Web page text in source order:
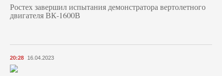
Ростех завершил испытания демонстратора вертолетного
двигателя ВК-1600В
20:28 16.04.2023